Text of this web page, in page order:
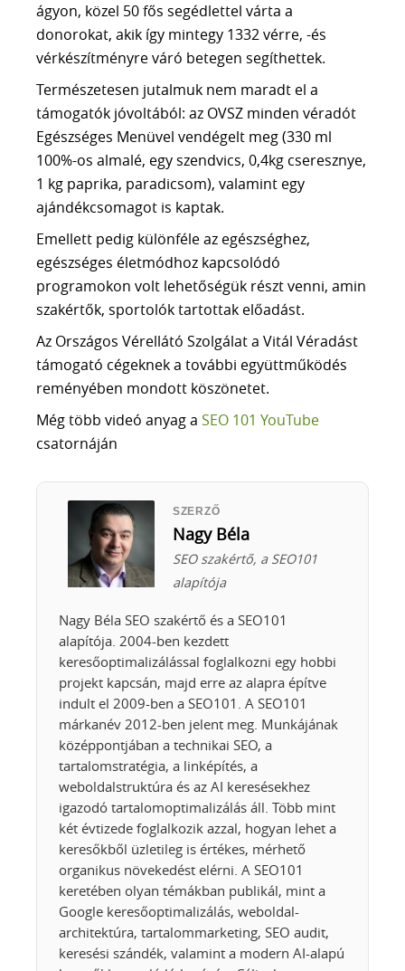
ágyon, közel 50 fős segédlettel várta a
donorokat, akik így mintegy 1332 vérre, -és
vérkészítményre váró betegen segíthettek.
Természetesen jutalmuk nem maradt el a
támogatók jóvoltából: az OVSZ minden véradót
Egészséges Menüvel vendégelt meg (330 ml
100%-os almalé, egy szendvics, 0,4kg cseresznye,
1 kg paprika, paradicsom), valamint egy
ajándékcsomagot is kaptak.
Emellett pedig különféle az egészséghez,
egészséges életmódhoz kapcsolódó
programokon volt lehetőségük részt venni, amin
szakértők, sportolók tartottak előadást.
Az Országos Vérellátó Szolgálat a Vitál Véradást
támogató cégeknek a további együttműködés
reményében mondott köszönetet.
Még több videó anyag a SEO 101 YouTube
csatornáján
SZERZŐ
Nagy Béla
SEO szakértő, a SEO101
alapítója
Nagy Béla SEO szakértő és a SEO101
alapítója. 2004-ben kezdett
keresőoptimalizálással foglalkozni egy hobbi
projekt kapcsán, majd erre az alapra építve
indult el 2009-ben a SEO101. A SEO101
márkanév 2012-ben jelent meg. Munkájának
középpontjában a technikai SEO, a
tartalomstratégia, a linképítés, a
weboldalstruktúra és az AI keresésekhez
igazodó tartalomoptimalizálás áll. Több mint
két évtizede foglalkozik azzal, hogyan lehet a
keresőkből üzletileg is értékes, mérhető
organikus növekedést elérni. A SEO101
keretében olyan témákban publikál, mint a
Google keresőoptimalizálás, weboldal-
architektúra, tartalommarketing, SEO audit,
keresési szándék, valamint a modern AI-alapú